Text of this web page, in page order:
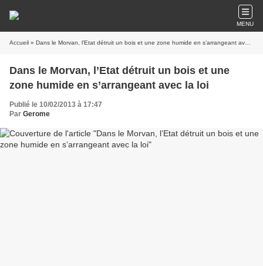
MENU
Accueil » Dans le Morvan, l’Etat détruit un bois et une zone humide en s’arrangeant avec la loi
Dans le Morvan, l’Etat détruit un bois et une
zone humide en s’arrangeant avec la loi
Publié le 10/02/2013 à 17:47
Par Gerome